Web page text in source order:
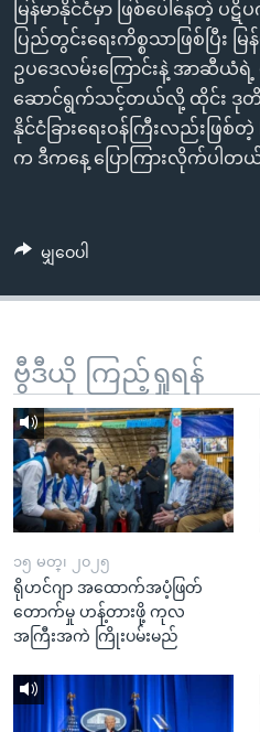
စာမျက်နှာ
သို့
ကျော်
ကြည့်
ရန်
ရှာဖွေ
သို့
ဗွီအိုအေ လူမှုကွန်ယက်များ
ဘာသာစကားများ
မြန်မာနိုင်ငံမှာ ဖြစ်ပေါ်နေတဲ့ ပ
ပြည်တွင်းရေးကိစ္စသာဖြစ်ပြီး မြ
ဥပဒေလမ်းကြောင်းနဲ့ အာဆီယံရဲ့
ဆောင်ရွက်သင့်တယ်လို့ ထိုင်း ဒုတိယ
နိုင်ငံခြားရေးဝန်ကြီးလည်းဖြစ်တဲ့
က ဒီကနေ့ ပြောကြားလိုက်ပါတ
မျှဝေပါ
ဗွီဒီယို ကြည့်ရှုရန်
၁၅ မတ္၊ ၂၀၂၅
ရိုဟင်ဂျာ အထောက်အပံ့ဖြတ်
တောက်မှု ဟန့်တားဖို့ ကုလ
အကြီးအကဲ ကြိုးပမ်းမည်